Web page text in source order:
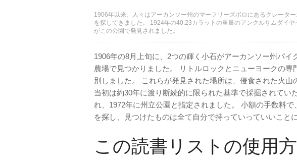
1906年以来、人々はアーカンソー州のマーフリーズボロにあるクレータ
を探してきました。 1924年の40.23カラットの重量のアンクルサムダイ
がこの公園で発見されました。
1906年の8月上旬に、2つの輝く小石がアーカンソー州パ
農場で見つかりました。 リトルロックとニューヨークの
別しました。 これらが発見された場所は、侵食された火山
当初は約30年に渡り断続的に限られた基準で採掘されてい
れ、1972年に州立公園と指定されました。 小額の手数料
を探し、見つけたものは全て自分で持っていっていいこと
この読書リストの使用